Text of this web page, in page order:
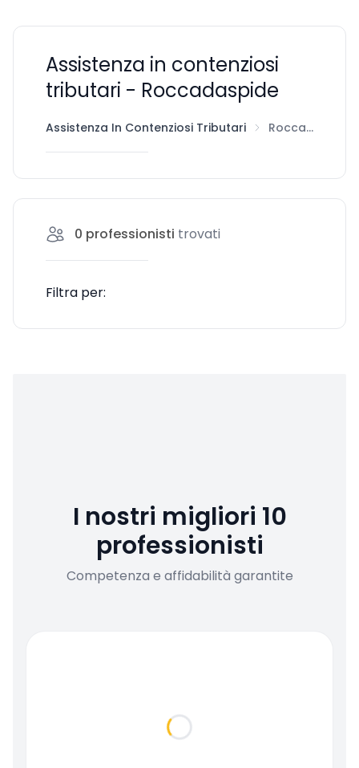
Assistenza in contenziosi
tributari - Roccadaspide
Assistenza In Contenziosi Tributari Roccadaspide
0 professionisti trovati
Filtra per:
I nostri migliori 10
professionisti
Competenza e affidabilità garantite
Loading...